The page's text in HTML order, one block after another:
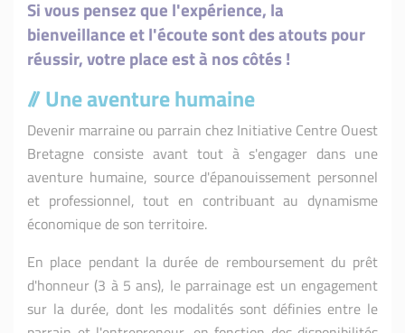
Si vous pensez que l'expérience, la
bienveillance et l'écoute sont des atouts pour
réussir, votre place est à nos côtés !
// Une aventure humaine
Devenir marraine ou parrain chez Initiative Centre Ouest
Bretagne consiste avant tout à s'engager dans une
aventure humaine, source d'épanouissement personnel
et professionnel, tout en contribuant au dynamisme
économique de son territoire.
En place pendant la durée de remboursement du prêt
d'honneur (3 à 5 ans), le parrainage est un engagement
sur la durée, dont les modalités sont définies entre le